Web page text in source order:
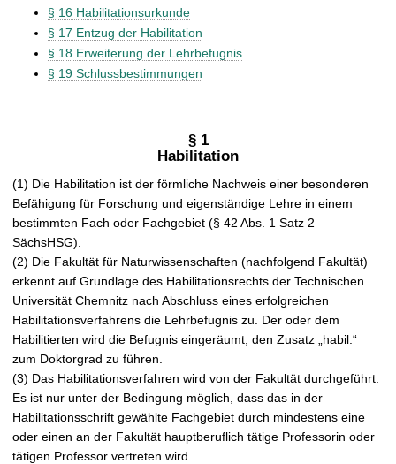
§ 16 Habilitationsurkunde
§ 17 Entzug der Habilitation
§ 18 Erweiterung der Lehrbefugnis
§ 19 Schlussbestimmungen
§ 1
Habilitation
(1) Die Habilitation ist der förmliche Nachweis einer besonderen
Befähigung für Forschung und eigenständige Lehre in einem
bestimmten Fach oder Fachgebiet (§ 42 Abs. 1 Satz 2
SächsHSG).
(2) Die Fakultät für Naturwissenschaften (nachfolgend Fakultät)
erkennt auf Grundlage des Habilitationsrechts der Technischen
Universität Chemnitz nach Abschluss eines erfolgreichen
Habilitationsverfahrens die Lehrbefugnis zu. Der oder dem
Habilitierten wird die Befugnis eingeräumt, den Zusatz „habil.“
zum Doktorgrad zu führen.
(3) Das Habilitationsverfahren wird von der Fakultät durchgeführt.
Es ist nur unter der Bedingung möglich, dass das in der
Habilitationsschrift gewählte Fachgebiet durch mindestens eine
oder einen an der Fakultät hauptberuflich tätige Professorin oder
tätigen Professor vertreten wird.